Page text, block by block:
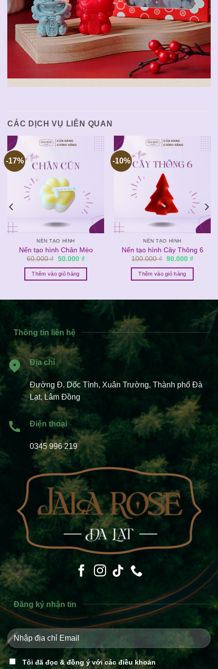
CÁC DỊCH VỤ LIÊN QUAN
-17%
NẾN TẠO HÌNH
Nến tạo hình Chân Mèo
60.000₫ Giá
là:
60.000 ₫.
50.000 ₫Giá
Thêm vào giỏ hàng
-10%
NẾN TẠO HÌNH
Nến tạo hình Cây Thông 6
100.000₫ Giá
là:
100.000 ₫.
90.000 ₫Giá
Thêm vào giỏ hàng
Thông tin liên hệ
Địa chỉ
Đường Đ. Dốc Tình, Xuân Trường, Thành phố Đà
Lạt, Lâm Đồng
Điện thoại
0345 996 219
Đăng ký nhận tin
Tôi đã đọc & đồng ý với các điều khoản